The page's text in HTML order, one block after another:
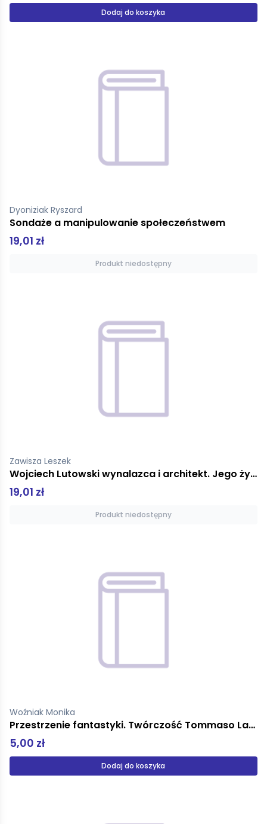
Dodaj do koszyka
Dyoniziak Ryszard
Sondaże a manipulowanie społeczeństwem
19,01 zł
Produkt niedostępny
Zawisza Leszek
Wojciech Lutowski wynalazca i architekt. Jego życie i praca w Wenezueli w XIX w.
19,01 zł
Produkt niedostępny
Woźniak Monika
Przestrzenie fantastyki. Twórczość Tommaso Landolfiego
5,00 zł
Dodaj do koszyka